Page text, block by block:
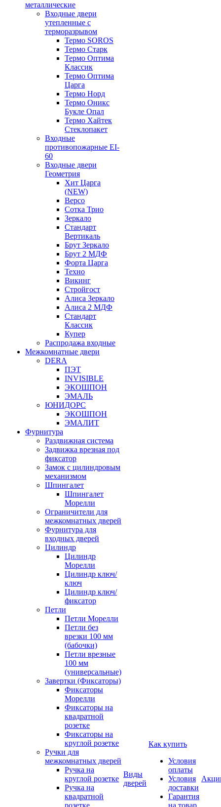
металлические
Входные двери
утепленные с
терморазрывом
Термо SOROS
Термо Старк
Термо Оптима
Классик
Термо Оптима
Царга
Термо Норд
Термо Оникс
Букле Опал
Термо Хайтек
Стеклопакет
Входные
противопожарные EI-
60
Входные двери
Геометрия
Хит Царга
(NEW)
Версо
Сотка Трио
Зеркало
Стандарт
Вертикаль
Брут Зеркало
Брут 2 МДФ
Форта Царга
Техно
Викинг
Стройгост
Алиса Зеркало
Алиса 2 МДФ
Стандарт
Классик
Купер
Распродажа входные
Межкомнатные двери
DERA
ПЭТ
INVISIBLE
ЭКОШПОН
ЭМАЛЬ
ЮНИДОРС
ЭКОШПОН
ЭМАЛИТ
Фурнитура
Раздвижная система
Задвижка врезная под
фиксатор
Замок с цилиндровым
механизмом
Шпингалет
Шпингалет
Морелли
Ограничители для
межкомнатных дверей
Фурнитура для
входных дверей
Цилиндр
Цилиндр
Морелли
Цилиндр ключ/
ключ
Цилиндр ключ/
фиксатор
Петли
Петли Морелли
Петли без
врезки 100 мм
(бабочки)
Петли врезные
100 мм
(универсальные)
Завертки (Фиксаторы)
Фиксаторы
Морелли
Фиксаторы на
квадратной
розетке
Фиксаторы на
круглой розетке
Ручки для
межкомнатных дверей
Ручка на
круглой розетке
Ручка на
квадратной
розетке
Виды
дверей
Как купить
Условия
оплаты
Условия
доставки
Гарантия
на товар